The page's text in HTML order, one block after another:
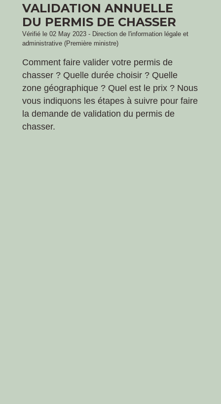
VALIDATION ANNUELLE
DU PERMIS DE CHASSER
Vérifié le 02 May 2023 - Direction de l'information légale et
administrative (Première ministre)
Comment faire valider votre permis de
chasser ? Quelle durée choisir ? Quelle
zone géographique ? Quel est le prix ? Nous
vous indiquons les étapes à suivre pour faire
la demande de validation du permis de
chasser.